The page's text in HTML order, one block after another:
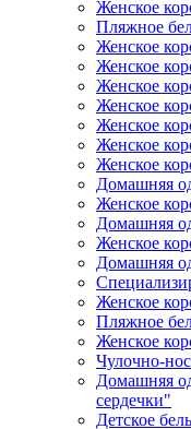
Женское
Пляжное
Женское
Женское
Женское
Женское
Женское
Женское
Женское
Домашняя
Женское
Домашняя
Женское
Домашняя
Женское
Пляжное
Женское
Чулочно-
Домашняя
сердечки"
Детское